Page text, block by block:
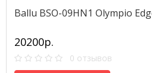
Ballu BSO-09HN1 Olympio
20200р.
0 отзывов